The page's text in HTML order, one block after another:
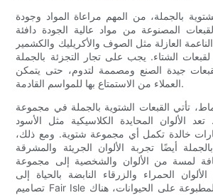
بالجملة، من المهم مراعاة المواد وجودة
المصنوعة من مواد عالية الجودة دافئة
العازلة مثل الصوف والأكريليك والكشمير
الشتاء. يجب على تجار التجزئة بالجملة
جيدة الصنع ومصممة لتدوم، حتى يتمكن
العملاء من الاستمتاع بها للمواسم القادمة.
تأتي القبعات الشتوية بالجملة في مجموعة
الألوان المحايدة الكلاسيكية مثل الأسود
خالدة تكمل أي مجموعة شتوية. ومع ذلك،
أيضًا تجربة الألوان الجريئة والمشرقة
لمسة من الألوان والشخصية إلى مجموعة
الحمراء والزرقاء النابضة بالحياة إلى
تصاميم Fair Isle الممتعة أو التصاميم المطبوعة على الحيوانات، هناك